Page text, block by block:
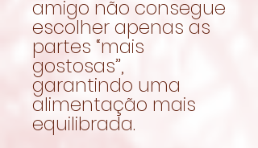
amigo não consegue
escolher apenas as
partes “mais
gostosas”,
garantindo uma
alimentação mais
equilibrada.